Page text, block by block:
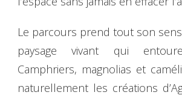
Le parcours prend tout son
paysage vivant qui
Camphriers, magnolias et
naturellement les créations